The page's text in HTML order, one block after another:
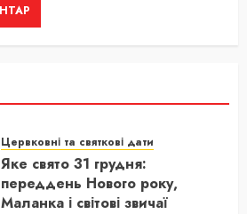
Цервковні та святкові дати
Яке свято 31 грудня:
переддень Нового року,
Маланка і світові звичаї